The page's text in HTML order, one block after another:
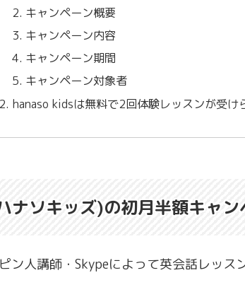
キャンペーン概要
キャンペーン内容
キャンペーン期間
キャンペーン対象者
hanaso kidsは無料で2回体験レッスンが受け
ソキッズ)の初月半額キャン
ン人講師・Skypeによって英会話レッス